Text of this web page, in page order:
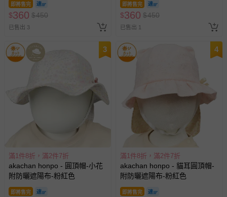
即將售完
$360 $450
已售出 3
即將售完
$360 $450
已售出 1
3
滿1件8折，滿2件7折
akachan honpo - 圓頂帽-小花
附防曬遮陽布-粉紅色
即將售完
4
滿1件8折，滿2件7折
akachan honpo - 貓耳圓頂帽-
附防曬遮陽布-粉紅色
即將售完